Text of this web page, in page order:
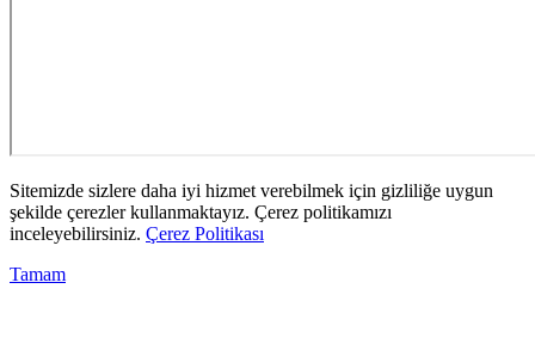
Sitemizde sizlere daha iyi hizmet verebilmek için gizliliğe uygun
şekilde çerezler kullanmaktayız. Çerez politikamızı
inceleyebilirsiniz. Çerez Politikası
Tamam